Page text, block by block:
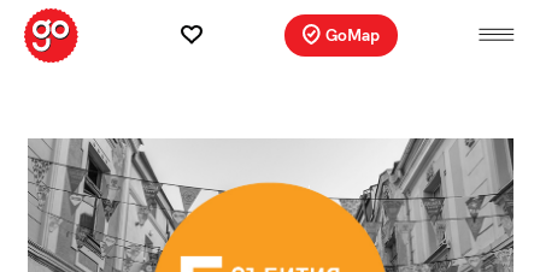
GoMap